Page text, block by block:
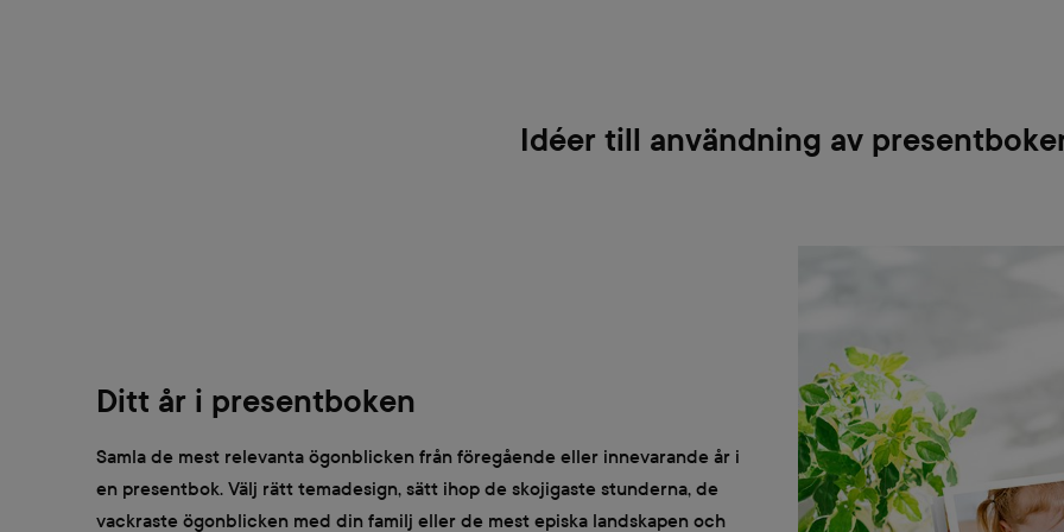
Idéer till användning av
Ditt år i presentboken
Samla de mest relevanta ögonblicken från föregående eller innevarande år i
en presentbok. Välj rätt temadesign, sätt ihop de skojigaste stunderna, de
vackraste ögonblicken med din familj eller de mest episka landskapen och